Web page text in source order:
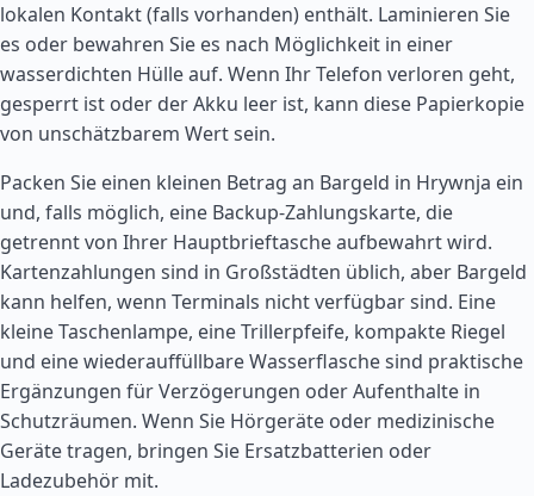
lokalen Kontakt (falls vorhanden) enthält. Laminieren Sie
es oder bewahren Sie es nach Möglichkeit in einer
wasserdichten Hülle auf. Wenn Ihr Telefon verloren geht,
gesperrt ist oder der Akku leer ist, kann diese Papierkopie
von unschätzbarem Wert sein.
Packen Sie einen kleinen Betrag an Bargeld in Hrywnja ein
und, falls möglich, eine Backup-Zahlungskarte, die
getrennt von Ihrer Hauptbrieftasche aufbewahrt wird.
Kartenzahlungen sind in Großstädten üblich, aber Bargeld
kann helfen, wenn Terminals nicht verfügbar sind. Eine
kleine Taschenlampe, eine Trillerpfeife, kompakte Riegel
und eine wiederauffüllbare Wasserflasche sind praktische
Ergänzungen für Verzögerungen oder Aufenthalte in
Schutzräumen. Wenn Sie Hörgeräte oder medizinische
Geräte tragen, bringen Sie Ersatzbatterien oder
Ladezubehör mit.